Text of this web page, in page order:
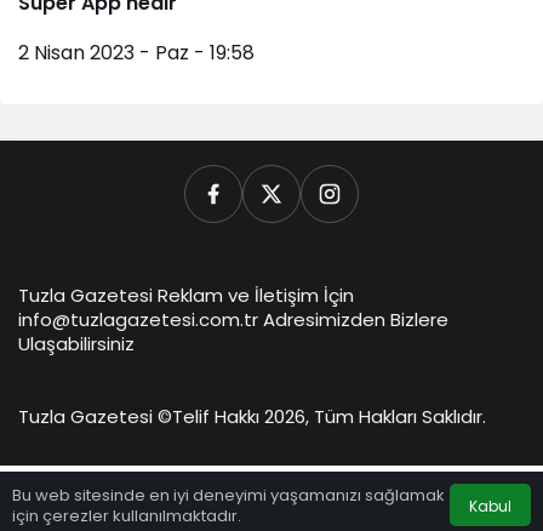
2 Nisan 2023 - Paz - 19:58
Bu web sitesinde en iyi deneyimi yaşamanızı sağlamak
için çerezler kullanılmaktadır.
Kabul
Anasayfa Hesabım
Tuzla Gazetesi Reklam ve İletişim İçin
info@tuzlagazetesi.com.tr Adresimizden Bizlere
Ulaşabilirsiniz
Tuzla Gazetesi ©Telif Hakkı 2026, Tüm Hakları Saklıdır.